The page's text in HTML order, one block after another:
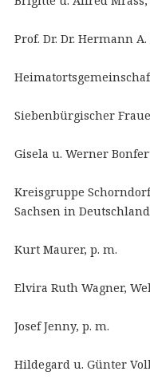
Prof. Dr. Dr. Hermann
Siebenbürgischer
Gisela u. Werner
Kreisgruppe
Sachsen in Deutschland
Kurt Maurer, p. m.
Elvira Ruth Wagner,
Josef Jenny, p. m.
Hildegard u. Günter